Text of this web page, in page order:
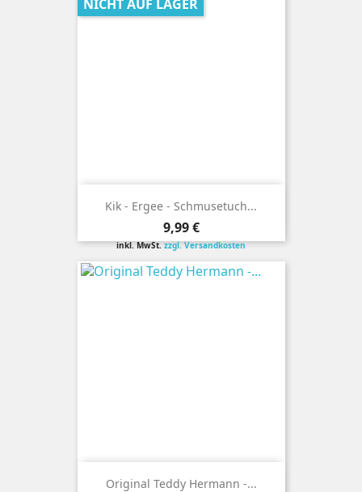
Kik - Ergee - Schmusetuch...
Preis
9,99 €
inkl. MwSt.zzgl. Versandkosten
NICHT AUF LAGER
Original Teddy Hermann -...